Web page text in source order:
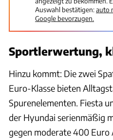
Auswahl bestätigen:auto
Google bevorzugen.
Sportlerwertung,
Hinzu kommt: Die zwei
Euro-Klasse bieten
Spurenelementen. Fiesta
der Hyundai serienmäßig
gegen moderate 400 Euro